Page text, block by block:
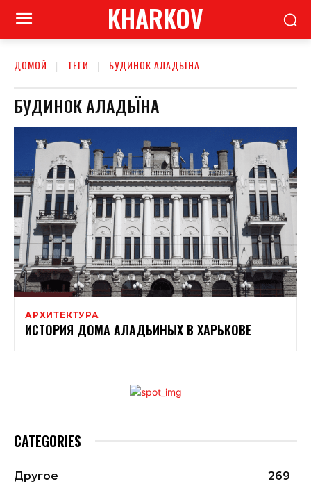
KHARKOV
ДОМОЙ ТЕГИ БУДИНОК АЛАДЬЇНА
БУДИНОК АЛАДЬЇНА
АРХИТЕКТУРА
ИСТОРИЯ ДОМА АЛАДЬИНЫХ В ХАРЬКОВЕ
CATEGORIES
Другое
269